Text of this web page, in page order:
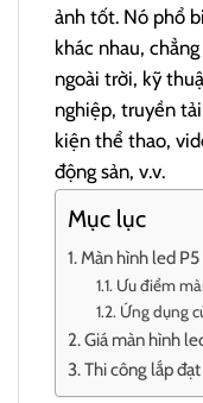
ảnh tốt. Nó phổ
khác nhau,
ngoài trời, kỹ
nghiệp, truyền
kiện thể thao,
động sản, v.v.
Mục lục
Màn hình led
Ưu điểm
Ứng dụng
Giá màn hình
Thi công lắp